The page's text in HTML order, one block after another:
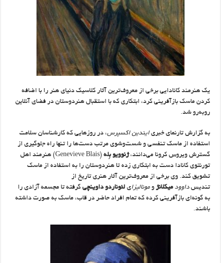
یک هنرمند کانادایی برخی از معروف‌ترین آثار کلاسیک دنیای هنر را با اضافه
کردن ماسک بازآفرینی کرد، ابتکاری که با استقبال هنردوستان در فضای آنلاین
روبه‌رو شد.
به گزارش تارنمای خبریایندین اکسپرس، در روزهایی که کارشناسان سلامت
استفاده از ماسک تنفسی و شست‌وشوی مرتب دست‌ها را تنها راه جلوگیری از
گسترش ویروس کرونا می‌دانند، ژنوویو بِله
(Genevieve Blais) هنرمند اهل
تورنتوی کانادا دست به ابتکاری زده تا هنردوستان را به استفاده از ماسک
تشویق کند. وی برخی از معروف‌ترین آثار هنری تاریخ از
تندیسداوود میکلانژ ومونالیزایلئوناردو داوینچی گرفته تا مجسمه آزادی را
به گونه‌ای بازآفرینی کرده که تمام افراد حاضر در قاب، ماسک به صورت داشته
باشند.